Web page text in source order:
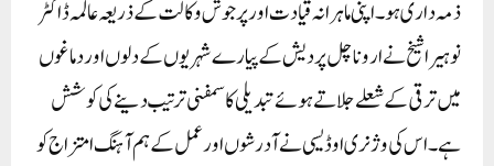
ذمہ داری ہو۔ اپنی ماہرانہ قیادت اور پرجوش وکالت کے ذریعہ عالمہ ڈاکٹر
نوہیرا شیخ نے اروناچل پردیش کے پیارے شہریوں کے دلوں اور دماغوں
میں ترقی کے شعلے جلاتے ہوئے تبدیلی کا سمفنی ترتیب دینے کی کوشش
ہے۔ اس کی وژنری اوڈیسی نے آدرشوں اور عمل کے ہم آہنگ امتزاج کو